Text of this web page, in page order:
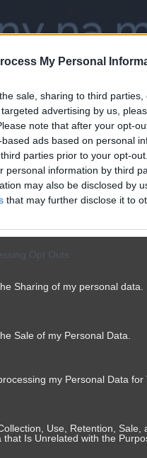
My Personal
sale, sharing to third
advertising by us,
note that after your opt-
ads based on personal
parties prior to your opt-
personal information by third
may also be disclosed by
that may further disclose it to
Opt Outs
Sharing of my personal data.
Sale of my Personal Data.
my Personal Data for
Use, Retention, Sale,
that Is Unrelated with the